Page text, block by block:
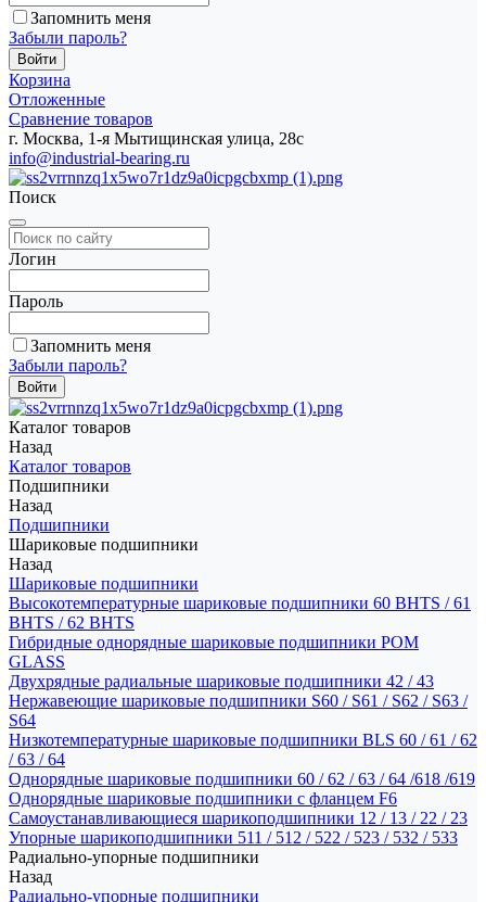
Запомнить меня
Забыли пароль?
Корзина
Отложенные
Сравнение товаров
г. Москва, 1-я Мытищинская улица, 28с
info@industrial-bearing.ru
Поиск
Логин
Пароль
Запомнить меня
Забыли пароль?
Каталог товаров
Назад
Каталог товаров
Подшипники
Назад
Подшипники
Шариковые подшипники
Назад
Шариковые подшипники
Высокотемпературные шариковые подшипники 60 BHTS / 61
BHTS / 62 BHTS
Гибридные однорядные шариковые подшипники POM
GLASS
Двухрядные радиальные шариковые подшипники 42 / 43
Нержавеющие шариковые подшипники S60 / S61 / S62 / S63 /
S64
Низкотемпературные шариковые подшипники BLS 60 / 61 / 62
/ 63 / 64
Однорядные шариковые подшипники 60 / 62 / 63 / 64 /618 /619
Однорядные шариковые подшипники с фланцем F6
Самоустанавливающиеся шарикоподшипники 12 / 13 / 22 / 23
Упорные шарикоподшипники 511 / 512 / 522 / 523 / 532 / 533
Радиально-упорные подшипники
Назад
Радиально-упорные подшипники